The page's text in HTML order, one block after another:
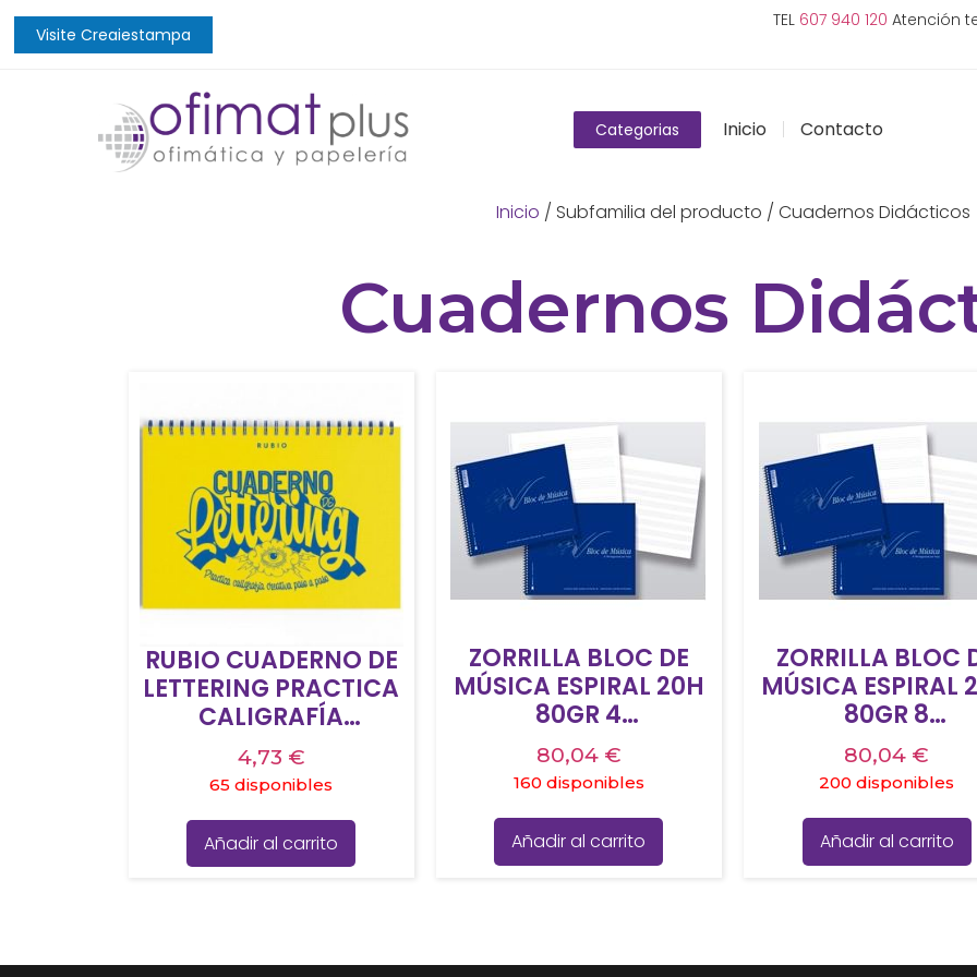
Visite Creaiestampa
TEL 607 940 120 Atención
Categorias Inicio Contacto
Inicio / Subfamilia del producto / Cuadernos Didácticos
Cuadernos
RUBIO CUADERNO DE
LETTERING PRACTICA
CALIGRAFÍA
CREATIVA PASO A
PASO
4,73 €
65 disponibles
Añadir al carrito
ZORRILLA BLOC DE
MÚSICA ESPIRAL 20H
80GR 4
PENTAGRAMAS 4º
CONTRATAPA DURA
80,04 €
160 disponibles
Añadir al carrito
ZORRILLA BLOC
MÚSICA ESPIRAL
80GR 8
PENTAGRAMAS
CONTRATAPA
80,04 €
200 disponibles
Añadir al carrito